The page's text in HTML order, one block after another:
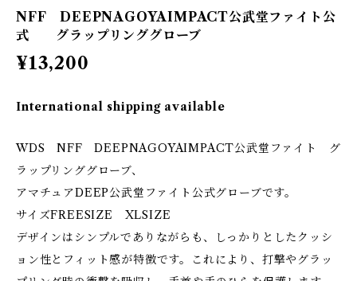
NFF DEEPNAGOYAIMPACT公武堂ファイト公
式 グラップリンググローブ
¥13,200
International shipping available
WDS NFF DEEPNAGOYAIMPACT公武堂ファイト グ
ラップリンググローブ、
アマチュアDEEP公武堂ファイト公式グローブです。
サイズFREESIZE XLSIZE
デザインはシンプルでありながらも、しっかりとしたクッシ
ョン性とフィット感が特徴です。これにより、打撃やグラッ